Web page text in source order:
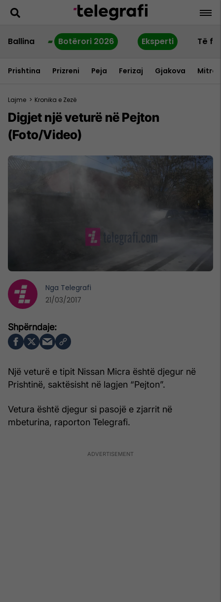
Ballina Botërori 2026 Eksperti Të
Prishtina Prizreni Peja Ferizaj Gjakova
Lajme > Kronika e Zezë
Digjet një veturë në Pejton
(Foto/Video)
Një veturë e tipit Nissan Micra është djegur në
Prishtinë, saktësisht në lagjen “Pejton”.
Vetura është djegur si pasojë e zjarrit në
mbeturina, raporton Telegrafi.
Nga Telegrafi
21/03/2017